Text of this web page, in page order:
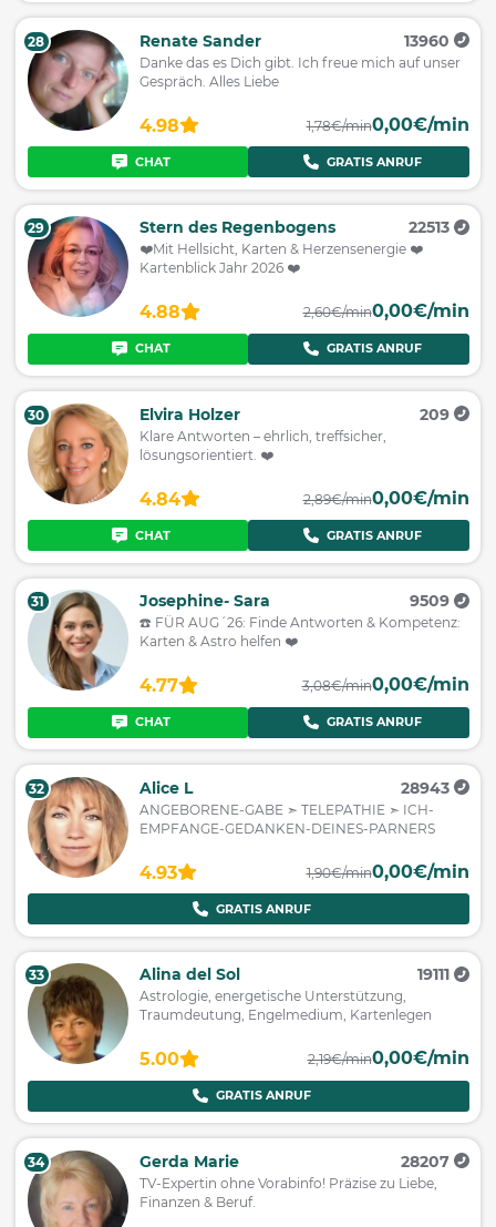
28 Renate Sander 13960
Danke das es Dich gibt. Ich freue mich auf unser
Gespräch. Alles Liebe
4.98 1,78€/min0,00€/min
CHAT GRATIS ANRUF
29 Stern des Regenbogens 22513
❤️Mit Hellsicht, Karten & Herzensenergie ❤️
Kartenblick Jahr 2026 ❤️
4.88 2,60€/min0,00€/min
CHAT GRATIS ANRUF
30 Elvira Holzer 209
Klare Antworten – ehrlich, treffsicher,
lösungsorientiert. ❤️
4.84 2,89€/min0,00€/min
CHAT GRATIS ANRUF
31 Josephine- Sara 9509
☎️ FÜR AUG´26: Finde Antworten & Kompetenz:
Karten & Astro helfen ❤️
4.77 3,08€/min0,00€/min
CHAT GRATIS ANRUF
32 Alice L 28943
ANGEBORENE-GABE ➣ TELEPATHIE ➣ ICH-
EMPFANGE-GEDANKEN-DEINES-PARNERS
4.93 1,90€/min0,00€/min
GRATIS ANRUF
33 Alina del Sol 19111
Astrologie, energetische Unterstützung,
Traumdeutung, Engelmedium, Kartenlegen
5.00 2,19€/min0,00€/min
GRATIS ANRUF
34 Gerda Marie 28207
TV-Expertin ohne Vorabinfo! Präzise zu Liebe,
Finanzen & Beruf.